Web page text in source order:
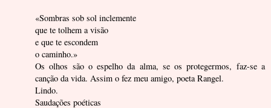
«Sombras sob sol inclemente
que te tolhem a visão
e que te escondem
o caminho.»
Os olhos são o espelho da alma, se os protegermos, faz-se a
canção da vida. Assim o fez meu amigo, poeta Rangel.
Lindo.
Saudações poéticas